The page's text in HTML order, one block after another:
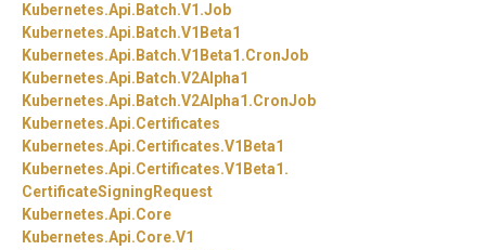
Kubernetes.Api. Batch.V1.Job
Kubernetes.Api. Batch.V1Beta1
Kubernetes.Api. Batch.V1Beta1.CronJob
Kubernetes.Api. Batch.V2Alpha1
Kubernetes.Api. Batch.V2Alpha1.CronJob
Kubernetes.Api.Certificates
Kubernetes.Api.Certificates.V1Beta1
Kubernetes.Api.Certificates.V1Beta1.
CertificateSigningRequest
Kubernetes.Api.Core
Kubernetes.Api.Core.V1